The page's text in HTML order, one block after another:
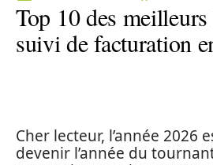
Top 10 des
suivi de facturation
Cher lecteur, l’année 2026
devenir l’année du